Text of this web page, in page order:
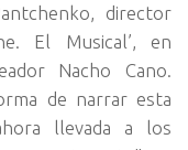
director
El Musical’, en
Nacho Cano.
de narrar esta
llevada a los